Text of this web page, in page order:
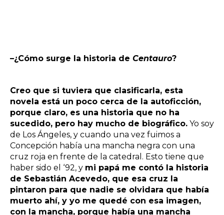
–¿Cómo surge la historia de Centauro?
Creo que si tuviera que clasificarla, esta
novela está un poco cerca de la autoficción,
porque claro, es una historia que no ha
sucedido, pero hay mucho de biográfico. Yo soy
de Los Ángeles, y cuando una vez fuimos a
Concepción había una mancha negra con una
cruz roja en frente de la catedral. Esto tiene que
haber sido el ‘92, y mi papá me contó la historia
de Sebastián Acevedo, que esa cruz la
pintaron para que nadie se olvidara que había
muerto ahí, y yo me quedé con esa imagen,
con la mancha, porque había una mancha